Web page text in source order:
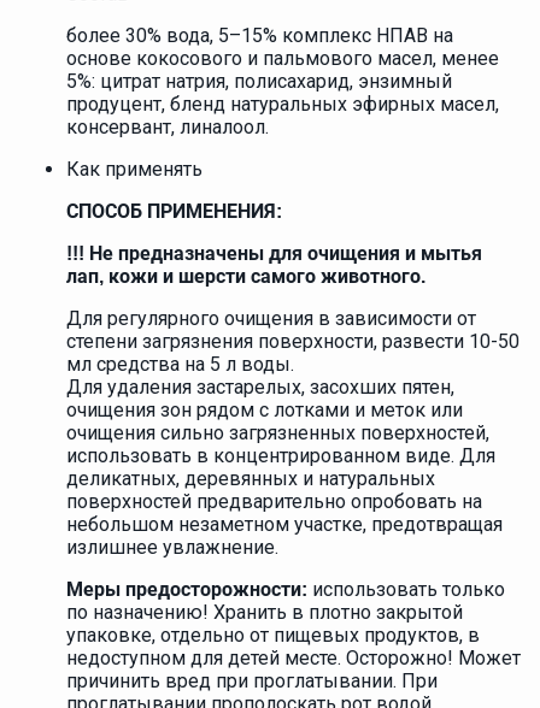
более 30% вода, 5–15% комплекс НПАВ на
основе кокосового и пальмового масел, менее
5%: цитрат натрия, полисахарид, энзимный
продуцент, бленд натуральных эфирных масел,
консервант, линалоол.
Как применять
СПОСОБ ПРИМЕНЕНИЯ:
!!! Не предназначены для очищения и мытья
лап, кожи и шерсти самого животного.
Для регулярного очищения в зависимости от
степени загрязнения поверхности, развести 10-50
мл средства на 5 л воды.
Для удаления застарелых, засохших пятен,
очищения зон рядом с лотками и меток или
очищения сильно загрязненных поверхностей,
использовать в концентрированном виде. Для
деликатных, деревянных и натуральных
поверхностей предварительно опробовать на
небольшом незаметном участке, предотвращая
излишнее увлажнение.
Меры предосторожности: использовать только
по назначению! Хранить в плотно закрытой
упаковке, отдельно от пищевых продуктов, в
недоступном для детей месте. Осторожно! Может
причинить вред при проглатывании. При